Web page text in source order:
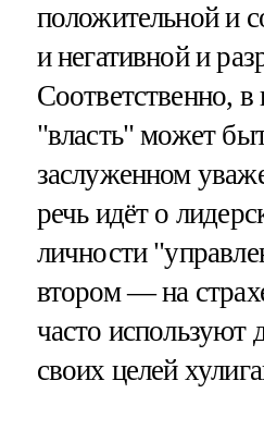
положительной и
и негативной и
Соответственно, в
"власть" может
заслуженном
речь идёт о
личности
втором — на
часто используют
своих целей